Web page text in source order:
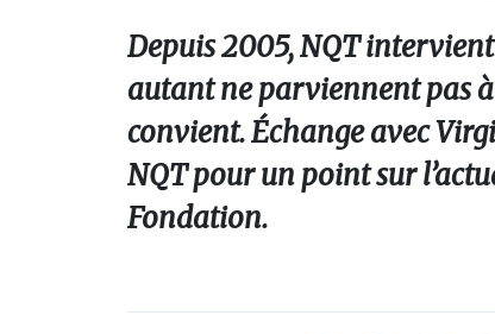
Depuis 2005, NQT
autant ne parviennent pas
convient. Échange avec
NQT pour un point sur
Fondation.